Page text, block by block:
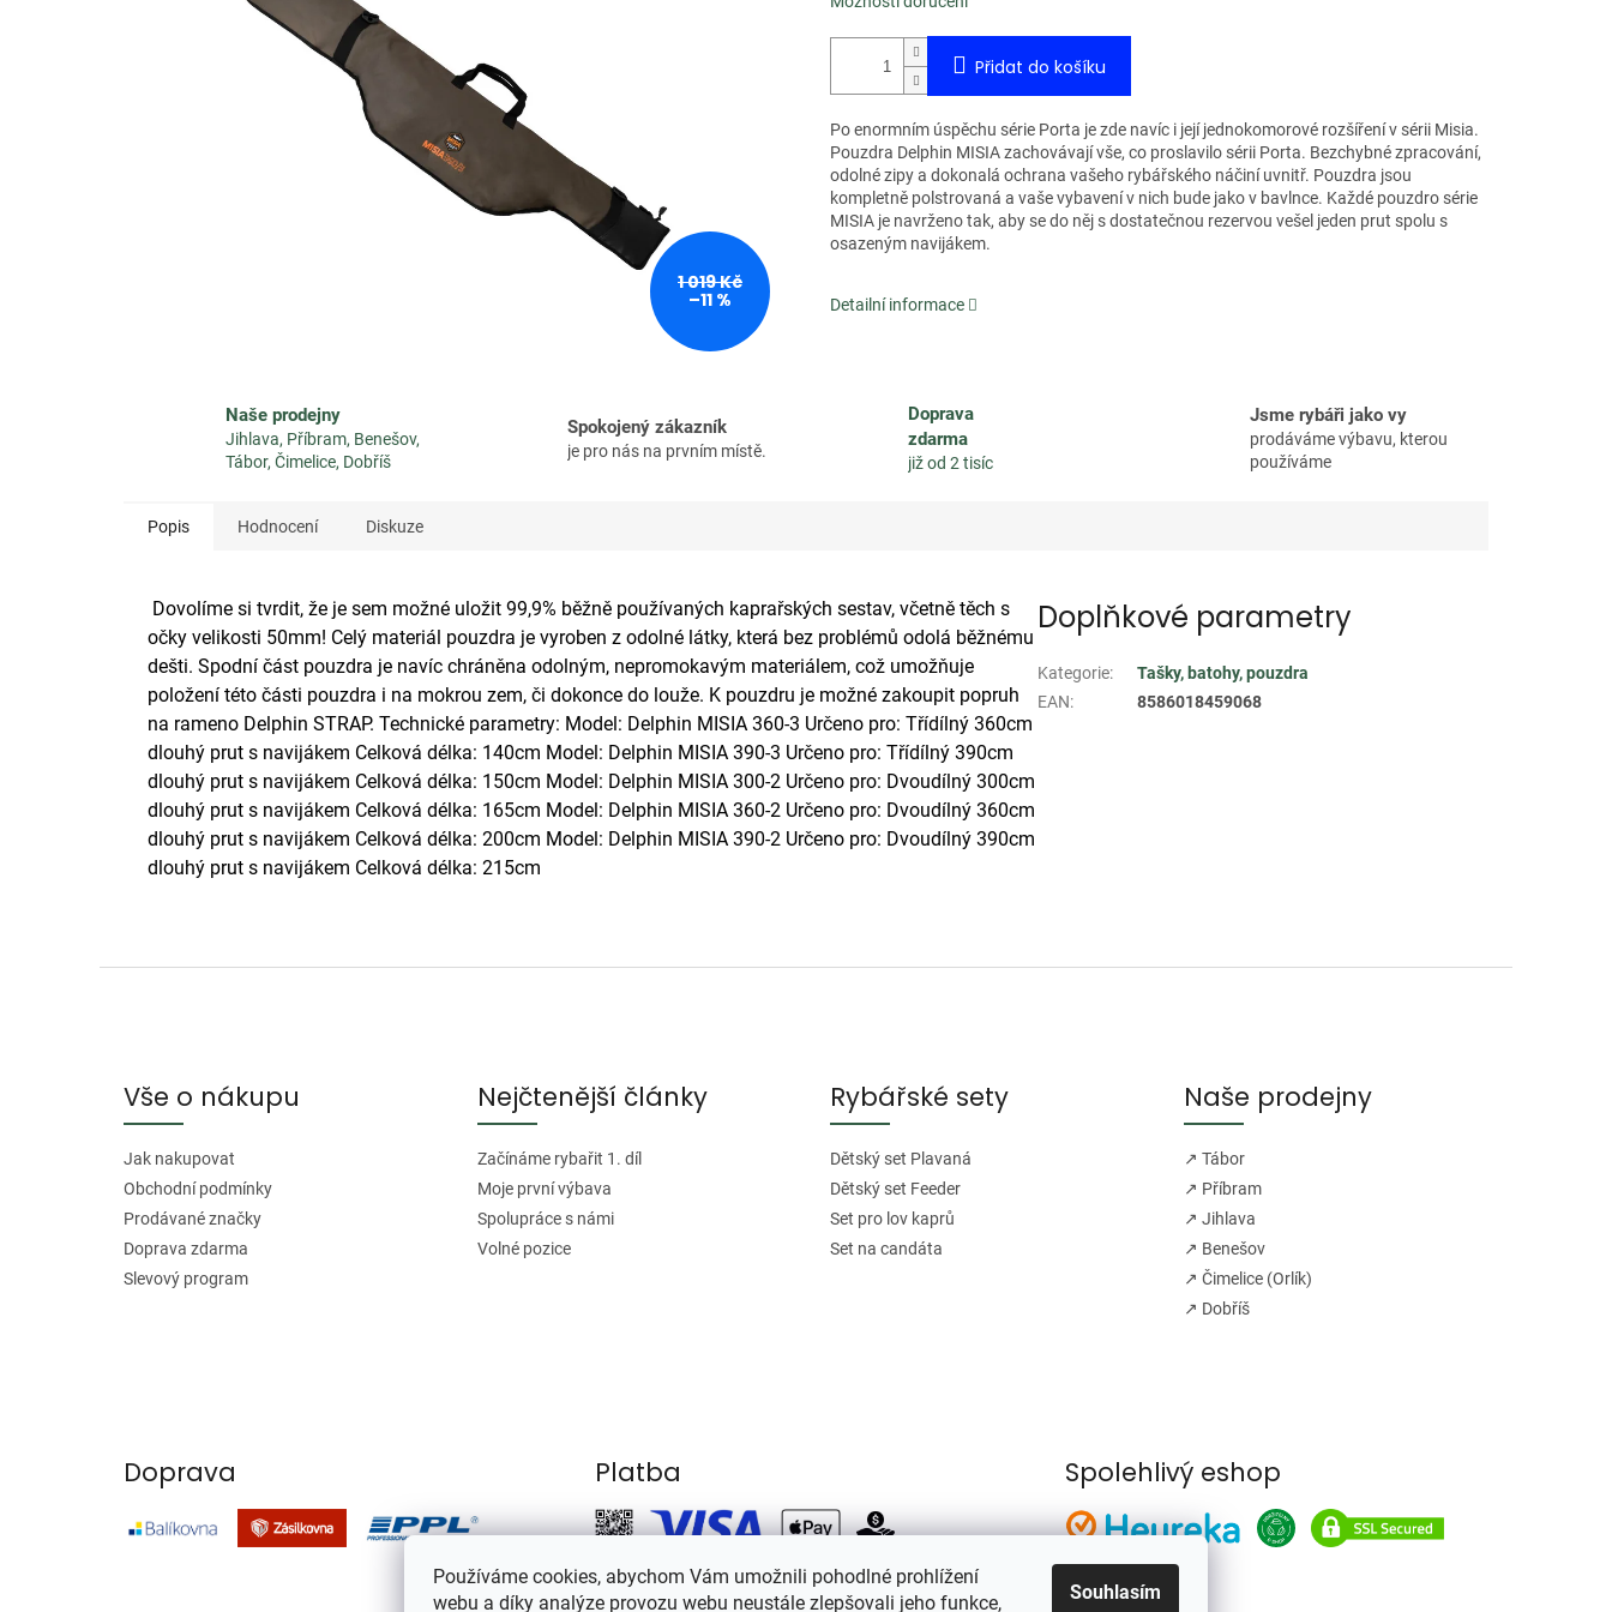
Používáme cookies, abychom Vám umožnili pohodlné prohlížení
webu a díky analýze provozu webu neustále zlepšovali jeho funkce,
Souhlasím
1 019 Kč
–11 %
Přidat do košíku
Po enormním úspěchu série Porta je zde navíc i její jednokomorové rozšíření v sérii Misia.
Pouzdra Delphin MISIA zachovávají vše, co proslavilo sérii Porta. Bezchybné zpracování,
odolné zipy a dokonalá ochrana vašeho rybářského náčiní uvnitř. Pouzdra jsou
kompletně polstrovaná a vaše vybavení v nich bude jako v bavlnce. Každé pouzdro série
MISIA je navrženo tak, aby se do něj s dostatečnou rezervou vešel jeden prut spolu s
osazeným navijákem.
Detailní informace
Naše prodejny
Jihlava, Příbram, Benešov,
Tábor, Čimelice, Dobříš
Spokojený zákazník
je pro nás na prvním místě.
Doprava
zdarma
již od 2 tisíc
Jsme rybáři jako vy
prodáváme výbavu, kterou
používáme
Popis Hodnocení Diskuze
Dovolíme si tvrdit, že je sem možné uložit 99,9% běžně používaných kaprařských sestav, včetně těch s
očky velikosti 50mm! Celý materiál pouzdra je vyroben z odolné látky, která bez problémů odolá běžnému
dešti. Spodní část pouzdra je navíc chráněna odolným, nepromokavým materiálem, což umožňuje
položení této části pouzdra i na mokrou zem, či dokonce do louže. K pouzdru je možné zakoupit popruh
na rameno Delphin STRAP. Technické parametry: Model: Delphin MISIA 360-3 Určeno pro: Třídílný 360cm
dlouhý prut s navijákem Celková délka: 140cm Model: Delphin MISIA 390-3 Určeno pro: Třídílný 390cm
dlouhý prut s navijákem Celková délka: 150cm Model: Delphin MISIA 300-2 Určeno pro: Dvoudílný 300cm
dlouhý prut s navijákem Celková délka: 165cm Model: Delphin MISIA 360-2 Určeno pro: Dvoudílný 360cm
dlouhý prut s navijákem Celková délka: 200cm Model: Delphin MISIA 390-2 Určeno pro: Dvoudílný 390cm
dlouhý prut s navijákem Celková délka: 215cm
Doplňkové parametry
Kategorie:
Tašky, batohy, pouzdra
EAN: 8586018459068
Vše o nákupu
Jak nakupovat
Obchodní podmínky
Prodávané značky
Doprava zdarma
Slevový program
Nejčtenější články
Začínáme rybařit 1. díl
Moje první výbava
Spolupráce s námi
Volné pozice
Rybářské sety
Dětský set Plavaná
Dětský set Feeder
Set pro lov kaprů
Set na candáta
Naše prodejny
↗ Tábor
↗ Příbram
↗ Jihlava
↗ Benešov
↗ Čimelice (Orlík)
↗ Dobříš
Doprava Platba Spolehlivý eshop